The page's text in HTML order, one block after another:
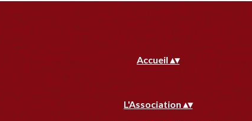
Accueil ▴▾
L'Association▴▾